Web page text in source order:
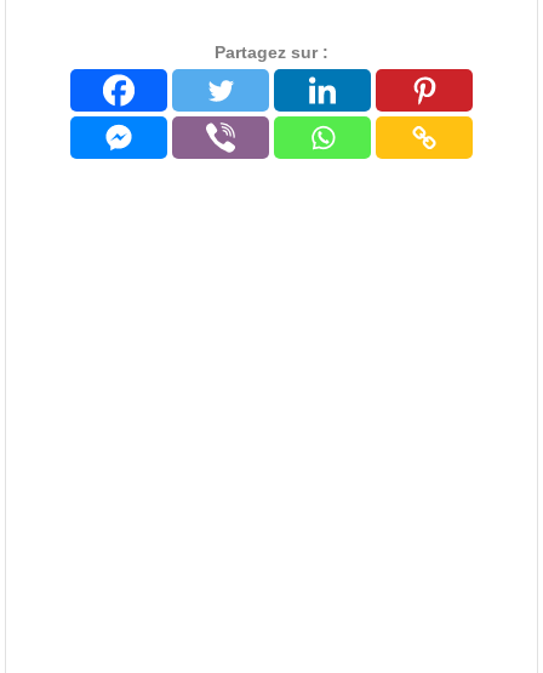
Partagez sur :